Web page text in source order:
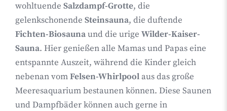
wohltuende Salzdampf-Grotte, die
gelenkschonende Steinsauna, die duftende
Fichten-Biosaunaund die urige Wilder-Kaiser-
Sauna. Hier genießen alle Mamas und Papas eine
entspannte Auszeit, während die Kinder gleich
nebenan vomFelsen-Whirlpool aus das große
Meeresaquarium bestaunen können. Diese Saunen
und Dampfbäder können auch gerne in